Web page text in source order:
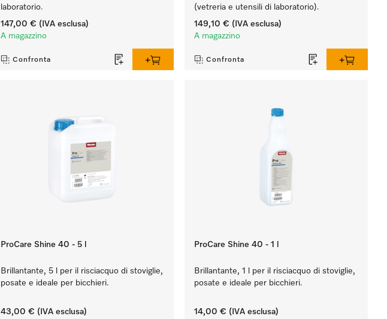
laboratorio.
147,00 € (IVA esclusa)
A magazzino
Confronta
(vetreria e utensili di laboratorio).
149,10 € (IVA esclusa)
A magazzino
Confronta
ProCare Shine 40 - 5 l
Brillantante, 5 l per il risciacquo di stoviglie,
posate e ideale per bicchieri.
43,00 € (IVA esclusa)
ProCare Shine 40 - 1 l
Brillantante, 1 l per il risciacquo di stoviglie,
posate e ideale per bicchieri.
14,00 € (IVA esclusa)